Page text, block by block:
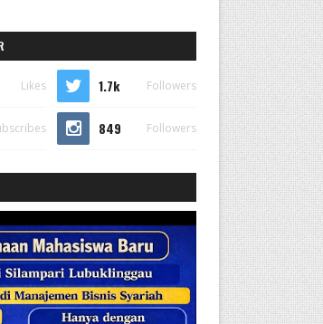
Likes 1.7k Followers
849 Followers